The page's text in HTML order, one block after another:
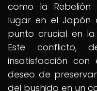
como la Rebelión
lugar en el Japón
punto crucial en
Este conflicto,
insatisfacción
deseo de
del bushido en un